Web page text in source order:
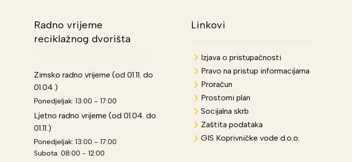
Radno vrijeme
reciklažnog dvorišta
Zimsko radno vrijeme (od 01.11. do
01.04.)
Ponedjeljak: 13:00 - 17:00
Ljetno radno vrijeme (od 01.04. do
01.11.)
Ponedjeljak: 13:00 - 17:00
Subota: 08:00 - 12:00
Linkovi
Izjava o pristupačnosti
Pravo na pristup informacijama
Proračun
Prostorni plan
Socijalna skrb
Zaštita podataka
GIS Koprivničke vode d.o.o.